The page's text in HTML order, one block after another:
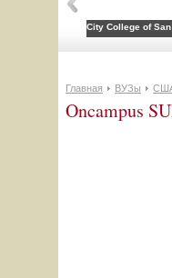
City College of
Главная ВУЗы
Oncampus